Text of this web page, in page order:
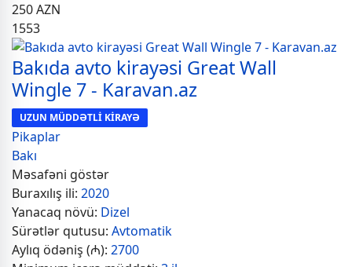
250AZN
1553
Bakıda avto kirayəsi Great Wall
Wingle 7 - Karavan.az
UZUN MÜDDƏTLİ KİRAYƏ
Pikaplar
Bakı
Məsafəni göstər
Buraxılış ili: 2020
Yanacaq növü: Dizel
Sürətlər qutusu: Avtomatik
Aylıq ödəniş (₼): 2700